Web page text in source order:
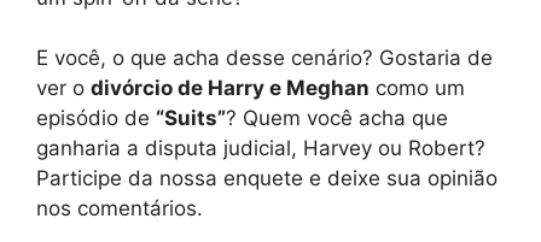
E você, o que acha desse cenário? Gostaria de
ver o divórcio de Harry e Meghan como um
episódio de “Suits”? Quem você acha que
ganharia a disputa judicial, Harvey ou Robert?
Participe da nossa enquete e deixe sua opinião
nos comentários.